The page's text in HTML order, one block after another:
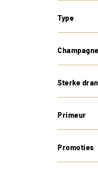
Type
Champagne
Sterke
Primeur
Promoties